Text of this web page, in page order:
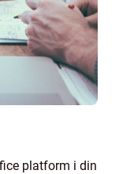
platform i din